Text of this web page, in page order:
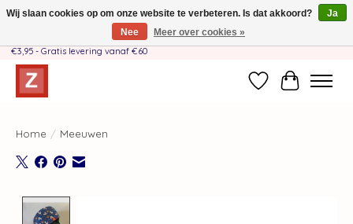
Handgemaakt door moeder-dochterteam❤️ - Verzendkosten BE & NL SLECHTS
€3,95 - Gratis levering vanaf €60
Verlanglijst
Home / Meeuwen
Wij slaan cookies op om onze website te verbeteren. Is dat akkoord?
Ja
Nee
Meer over cookies »